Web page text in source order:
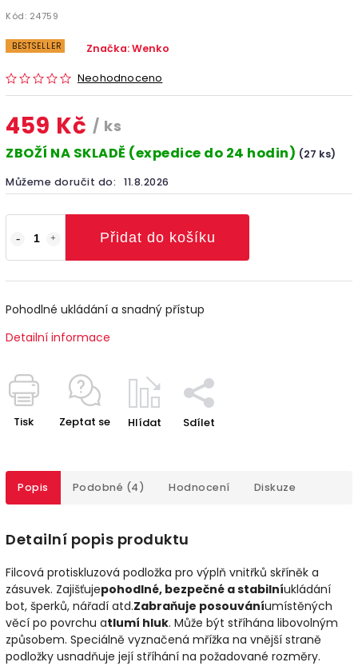
Kód: 24759
BESTSELLER
Neohodnoceno
Značka:Wenko
459 Kč / ks
ZBOŽÍ NA SKLADĚ (expedice do 24 hodin) (27 ks)
Můžeme doručit do: 11.8.2026
Přidat do košíku
Pohodlné ukládání a snadný přístup
Detailní informace
Tisk Zeptat se Hlídat Sdílet
Popis Podobné (4) Hodnocení Diskuze
Detailní popis produktu
Filcová protiskluzová podložka pro výplň vnitřků skříněk a
zásuvek. Zajišťujepohodlné, bezpečné a stabilníukládání
bot, šperků, nářadí atd.Zabraňuje posouváníumístěných
věcí po povrchu atlumí hluk. Může být stříhána libovolným
způsobem. Speciálně vyznačená mřížka na vnější straně
podložky usnadňuje její stříhání na požadované rozměry.